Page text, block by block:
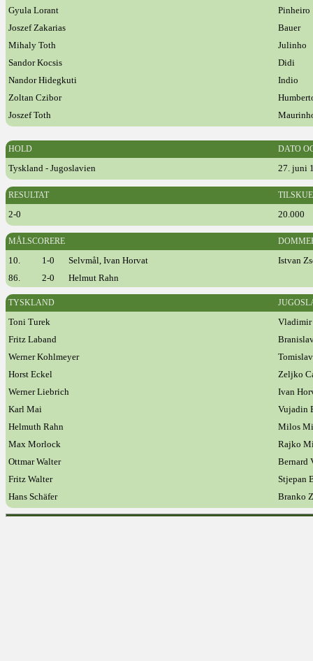
Gyula Lorant
Pinheiro
Joszef Zakarias
Bauer
Mihaly Toth
Julinho
Sandor Kocsis
Didi
Nandor Hidegkuti
Indio
Zoltan Czibor
Joszef Toth
HOLD DATO
Tyskland - Jugoslavien 27. juni
RESULTAT
2-0 20.000
MÅLSCORERE
10. 1-0 Selvmål, Ivan Horvat
Istvan
86.
2-0 Helmut Rahn
TYSKLAND
Toni Turek
Vladimir
Fritz Laband
Werner Kohlmeyer
Horst Eckel
Zeljko
Werner Liebrich
Ivan
Karl Mai
Vujadin
Helmuth Rahn
Milos
Max Morlock
Rajko
Ottmar Walter
Bernard
Fritz Walter
Stjepan
Hans Schäfer
Branko